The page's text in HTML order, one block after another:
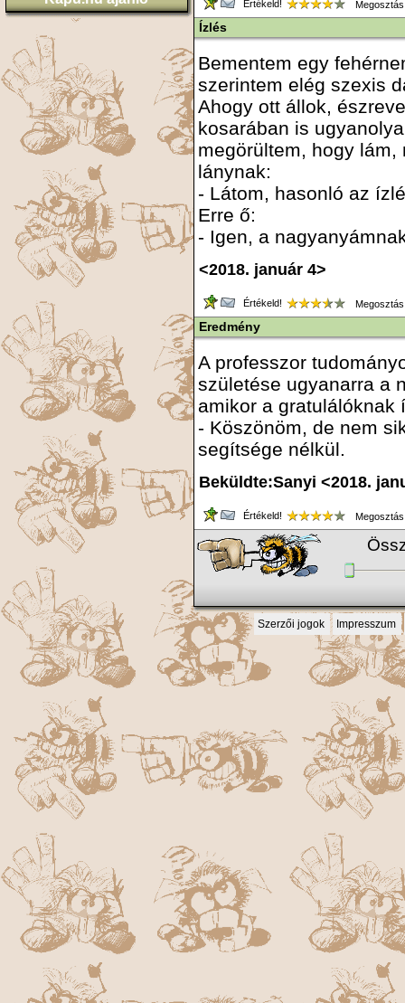
Értékeld!
Ízlés
Bementem egy
szerintem elég szexis
Ahogy ott állok,
kosarában is
megörültem, hogy
lánynak:
- Látom, hasonló az
Erre ő:
- Igen, a
<2018. január 4>
Értékeld!
Eredmény
A professzor
születése ugyanarra a
amikor a gratulálóknak
- Köszönöm, de nem
segítsége nélkül.
Beküldte:Sanyi <2018.
Értékeld!
Szerzői jogok Impresszum